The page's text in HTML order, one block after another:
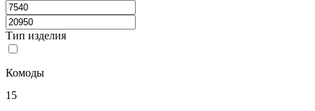
Тип изделия
Комоды
15